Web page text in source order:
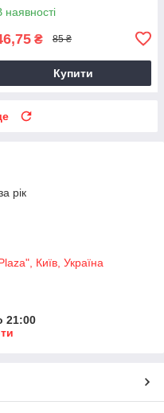
наявності
₴ 85 ₴
Купити
рік
Київ, Україна
21:00